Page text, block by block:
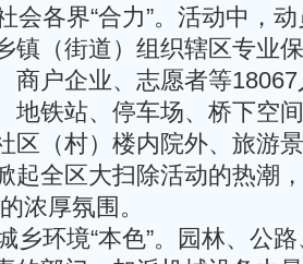
各界“合力”。活动中，
镇（街道）组织辖区专业
商户企业、志愿者等
地铁站、停车场、桥下空
区（村）楼内院外、旅游
起全区大扫除活动的热潮
浓厚氛围。
环境“本色”。园林、公